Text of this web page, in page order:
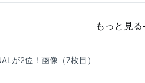
もっと見る
が2位！ 画像（7枚目）